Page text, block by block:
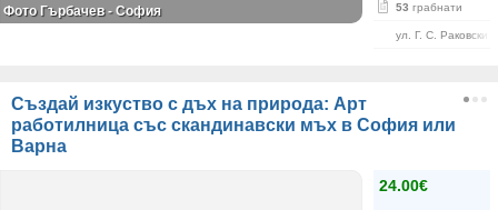
53 грабнати
ул. Г. С. Раковски
Фото Гърбачев - София
Създай изкуство с дъх на природа: Арт
работилница със скандинавски мъх в София или
Варна
24.00€